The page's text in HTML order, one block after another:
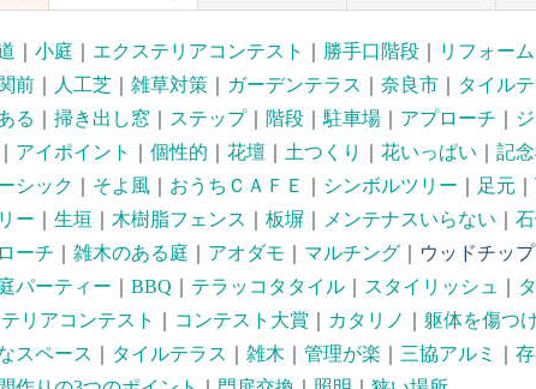
小庭 エクステリアコンテスト 勝手口階段｜ リフォーム
前｜ 人工芝｜ 雑草対策｜ ガーデンテラス 奈良市｜ タイル
る 掃き出し窓 ステップ｜ 階段｜ 駐車場｜ アプローチ
アイポイント 個性的 花壇 土つくり 花いっぱい 記
シック そよ風｜ おうちＣＡＦＥ シンボルツリー 足元
ー 生垣 木樹脂フェンス 板塀｜ メンテナスいらない
ーチ 雑木のある庭 アオダモ マルチング｜ ウッドチップ
パーティー BBQ テラッコタタイル｜ スタイリッシュ
リアコンテスト
コンテスト大賞 カタリノ 躯体を傷つ
スペース タイルテラス 雑木 管理が楽 三協アルミ